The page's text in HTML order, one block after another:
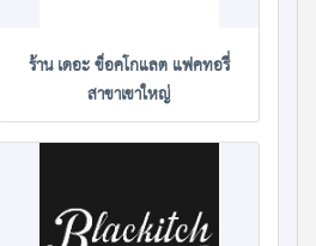
ร้าน เดอะ ข็อคโกแลต แฟคทอรี่
สาขาเขาใหญ่